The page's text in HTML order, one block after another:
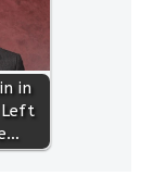
in
Left